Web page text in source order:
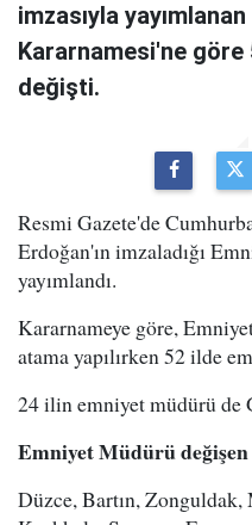
imzasıyla
Kararnamesi'ne
değişti.
Resmi Gazete'de
Erdoğan'ın imzaladığı
yayımlandı.
Kararnameye göre,
atama yapılırken 52 ilde
24 ilin emniyet müdürü de
Emniyet Müdürü değişen
Düzce, Bartın,